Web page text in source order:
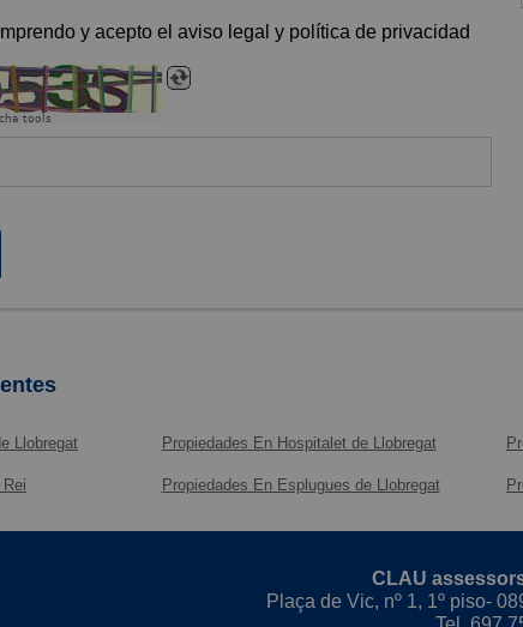
y acepto el aviso legal y política de privacidad
tools
Llobregat Propiedades En Hospitalet de Llobregat
Propiedades En Esplugues de Llobregat
CLAU
Plaça de Vic, nº 1, 1º piso-